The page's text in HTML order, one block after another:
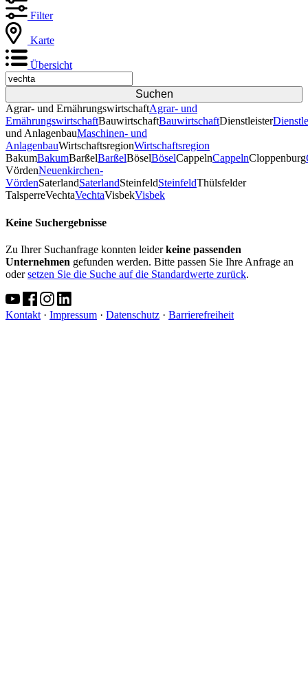
Filter
Karte
Übersicht
Agrar- und ErnährungswirtschaftAgrar- und
ErnährungswirtschaftBauwirtschaftBauwirtschaftDienstleister
und AnlagenbauMaschinen- und
AnlagenbauWirtschaftsregionWirtschaftsregion
BakumBakumBarßelBarßelBöselBöselCappelnCappelnCloppenburg
VördenNeuenkirchen-
VördenSaterlandSaterlandSteinfeldSteinfeldThülsfelder
TalsperreVechtaVechtaVisbekVisbek
Keine Suchergebnisse
Zu Ihrer Suchanfrage konnten leiderkeine passenden
Unternehmen gefunden werden. Bitte passen Sie Ihre Anfrage an
odersetzen Sie die Suche auf die Standardwerte zurück.
Kontakt · Impressum · Datenschutz · Barrierefreiheit